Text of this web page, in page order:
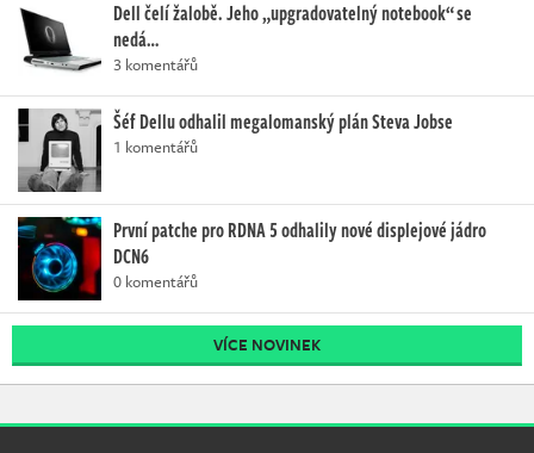
Dell čelí žalobě. Jeho „upgradovatelný notebook“ se
nedá…
3 komentářů
Šéf Dellu odhalil megalomanský plán Steva Jobse
1 komentářů
První patche pro RDNA 5 odhalily nové displejové jádro
DCN6
0 komentářů
VÍCE NOVINEK